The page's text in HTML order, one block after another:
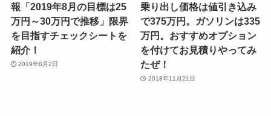
報「2019年8月の目標は25
万円～30万円で推移」限界
を目指すチェックシートを
紹介！
2019年8月2日
乗り出し価格は値引き込み
で375万円。ガソリンは335
万円。おすすめオプション
を付けてお見積りやってみ
たぜ！
2018年11月21日